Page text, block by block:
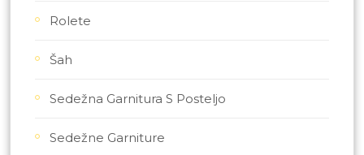
Rolete
Šah
Sedežna Garnitura S Posteljo
Sedežne Garniture